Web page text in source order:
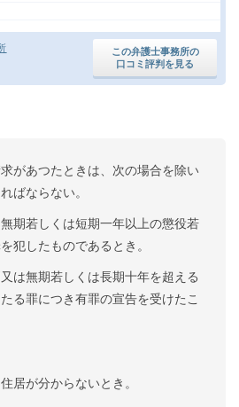
この弁護士事務所の
口コミ評判を見る
があつたときは、次の場合を除い
ばならない。
期若しくは短期一年以上の懲役若
犯したものであるとき。
は無期若しくは長期十年を超える
る罪につき有罪の宣告を受けたこ
居が分からないとき。